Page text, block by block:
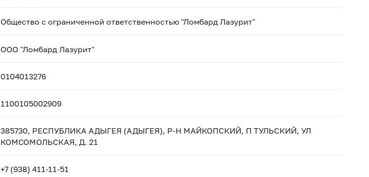
Общество с ограниченной ответственностью "Ломбард Лазурит"
ООО "Ломбард Лазурит"
0104013276
1100105002909
385730, РЕСПУБЛИКА АДЫГЕЯ (АДЫГЕЯ), Р-Н МАЙКОПСКИЙ, П ТУЛЬСКИЙ, УЛ
КОМСОМОЛЬСКАЯ, Д. 21
+7 (938) 411-11-51